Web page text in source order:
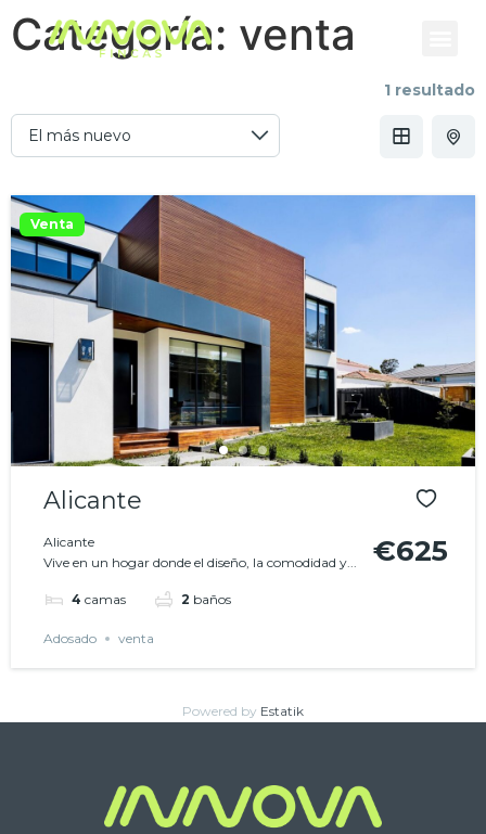
Categoría: venta
1 resultado
Venta
Alicante
Alicante
Vive en un hogar donde el diseño, la comodidad y...
4 camas 2 baños
€625
Adosado venta
Powered by Estatik